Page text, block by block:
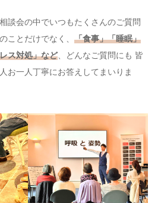
談会の中でいつもたくさんのご質問
ことだけでなく、 「食事」「睡眠」
ス対処」など、どんなご質問にも 皆
お一人丁寧にお答えしてまいりま